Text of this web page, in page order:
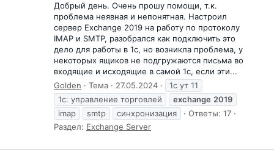
Добрый день. Очень прошу помощи, т.к.
проблема неявная и непонятная. Настроил
сервер Exchange 2019 на работу по протоколу
IMAP и SMTP, разобрался как подключить это
дело для работы в 1с, но возникла проблема, у
некоторых ящиков не подгружаются письма во
входящие и исходящие в самой 1с, если эти...
Golden
Тема 27.05.2024
1с ут 11
1с: управление торговлей
exchange 2019
imap
smtp синхронизация
Ответы: 17
Раздел: Exchange Server